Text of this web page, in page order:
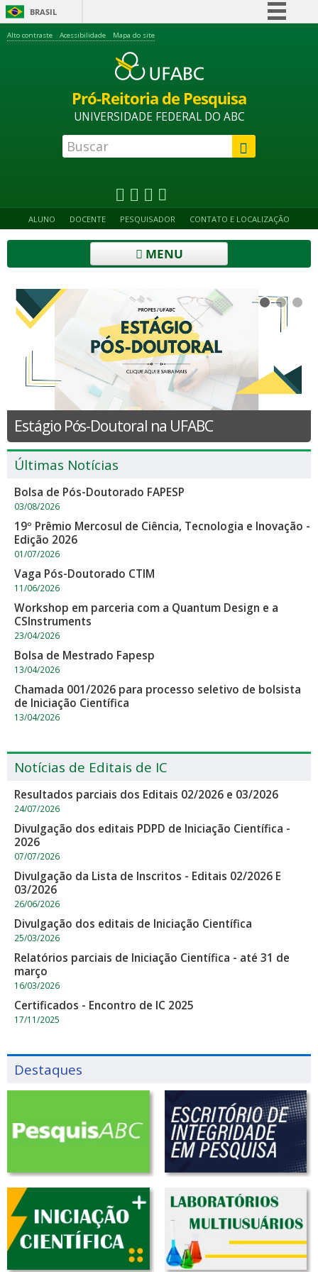
BRASIL
Acesso à informação
Alto contraste Acessibilidade Mapa do site
Pró-Reitoria de Pesquisa
UNIVERSIDADE FEDERAL DO ABC
ALUNO DOCENTE PESQUISADOR CONTATO E LOCALIZAÇÃO
MENU
Estágio Pós-Doutoral na UFABC
Últimas Notícias
Bolsa de Pós-Doutorado FAPESP
03/08/2026
19º Prêmio Mercosul de Ciência, Tecnologia e Inovação -
Edição 2026
01/07/2026
Vaga Pós-Doutorado CTIM
11/06/2026
Workshop em parceria com a Quantum Design e a
CSInstruments
23/04/2026
Bolsa de Mestrado Fapesp
13/04/2026
Chamada 001/2026 para processo seletivo de bolsista
de Iniciação Científica
13/04/2026
Notícias de Editais de IC
Resultados parciais dos Editais 02/2026 e 03/2026
24/07/2026
Divulgação dos editais PDPD de Iniciação Científica -
2026
07/07/2026
Divulgação da Lista de Inscritos - Editais 02/2026 E
03/2026
26/06/2026
Divulgação dos editais de Iniciação Científica
25/03/2026
Relatórios parciais de Iniciação Científica - até 31 de
março
16/03/2026
Certificados - Encontro de IC 2025
17/11/2025
Destaques